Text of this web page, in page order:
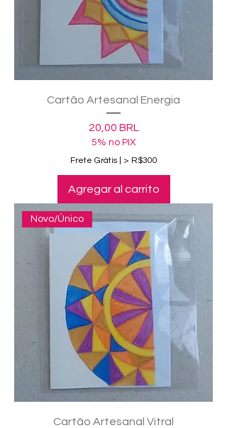
Cartão Artesanal Energia
Precio
20,00 BRL
5% no PIX
Frete Grátis | > R$300
Agregar al carrito
Novo/Único
Cartão Artesanal Vitral